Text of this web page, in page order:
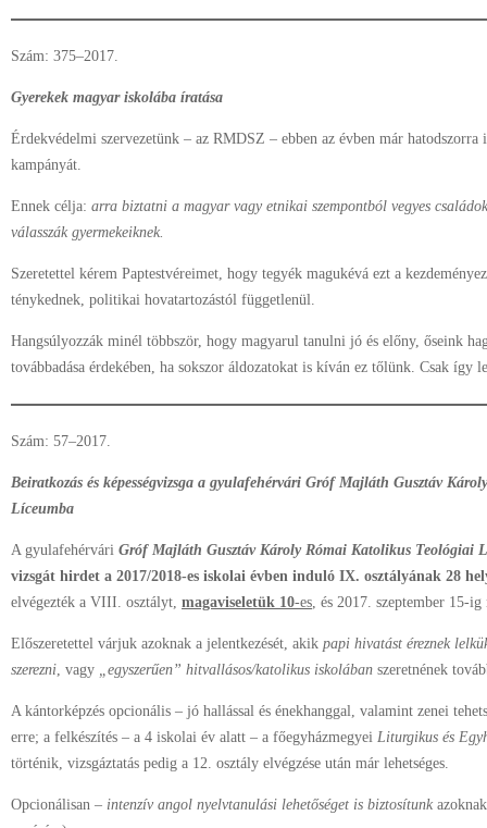
Szám: 375–2017.
Gyerekek magyar iskolába íratása
Érdekvédelmi szervezetünk – az RMDSZ – ebben az évben már hatodszorra
kampányát.
Ennek célja: arra biztatni a magyar vagy etnikai szempontból vegyes
válasszák gyermekeiknek.
Szeretettel kérem Paptestvéreimet, hogy tegyék magukévá ezt a
ténykednek, politikai hovatartozástól függetlenül.
Hangsúlyozzák minél többször, hogy magyarul tanulni jó és előny, őseink
továbbadása érdekében, ha sokszor áldozatokat is kíván ez tőlünk. Csak így
Szám: 57–2017.
Beiratkozás és képességvizsga a gyulafehérvári Gróf Majláth Gusztáv
Líceumba
A gyulafehérvári Gróf Majláth Gusztáv Károly Római Katolikus Teológiai
vizsgát hirdet a 2017/2018-es iskolai évben induló IX. osztályának 28
elvégezték a VIII. osztályt, magaviseletük 10-es, és 2017. szeptember 15-
Előszeretettel várjuk azoknak a jelentkezését, akik papi hivatást éreznek
szerezni, vagy „egyszerűen” hitvallásos/katolikus iskolában szeretnének
A kántorképzés opcionális – jó hallással és énekhanggal, valamint zenei
erre; a felkészítés – a 4 iskolai év alatt – a főegyházmegyei Liturgikus és
történik, vizsgáztatás pedig a 12. osztály elvégzése után már lehetséges.
Opcionálisan – intenzív angol nyelvtanulási lehetőséget is biztosítunk